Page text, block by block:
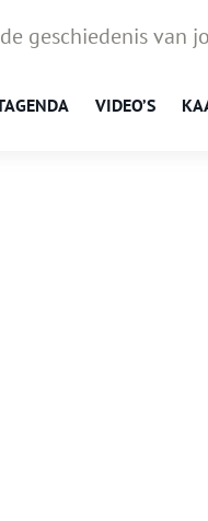
geschiedenis van
VIDEO’S